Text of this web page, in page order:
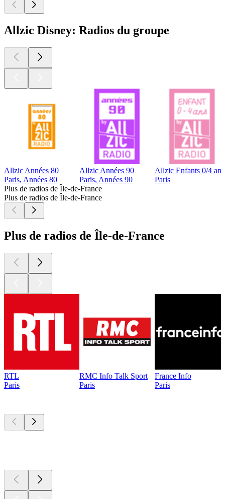
Allzic Disney: Radios du groupe
Allzic Années 80
Paris, Années 80
Allzic Années 90
Paris, Années 90
Allzic Enfants 0/4 ans
Paris
Plus de radios de Île-de-France
Plus de radios de Île-de-France
Plus de radios de Île-de-France
RTL
Paris
RMC Info Talk Sport
Paris
France Info
Paris